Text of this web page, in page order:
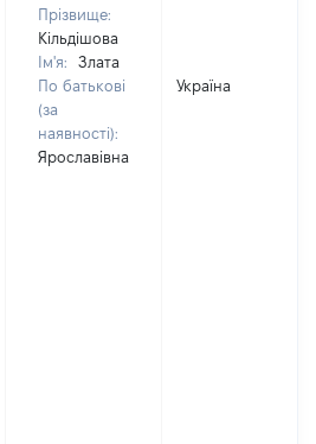
Прізвище:
Кільдішова
Ім'я:
Злата
По батькові
(за
наявності):
Ярославівна
Україна